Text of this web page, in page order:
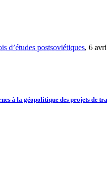
d’études postsoviétiques, 6
à la géopolitique des projets de